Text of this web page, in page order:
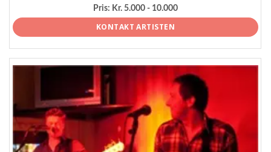
Pris: Kr. 5.000 - 10.000
KONTAKT ARTISTEN